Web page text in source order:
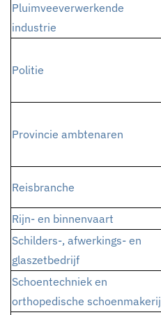
Pluimveeverwerkende
industrie
Politie
Provincie ambtenaren
Reisbranche
Rijn- en binnenvaart
Schilders-, afwerkings- en
glaszetbedrijf
Schoentechniek en
orthopedische schoenmakerij